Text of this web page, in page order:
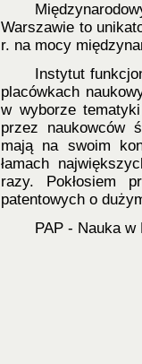
Warszawie to
r. na mocy
Instytut
placówkach
w wyborze
przez naukowców
mają na swoim
łamach
razy. Pokłosiem
patentowych o
PAP - Nauka w